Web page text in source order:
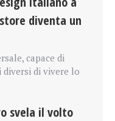
diventa un
capace di
di vivere lo
svela il volto